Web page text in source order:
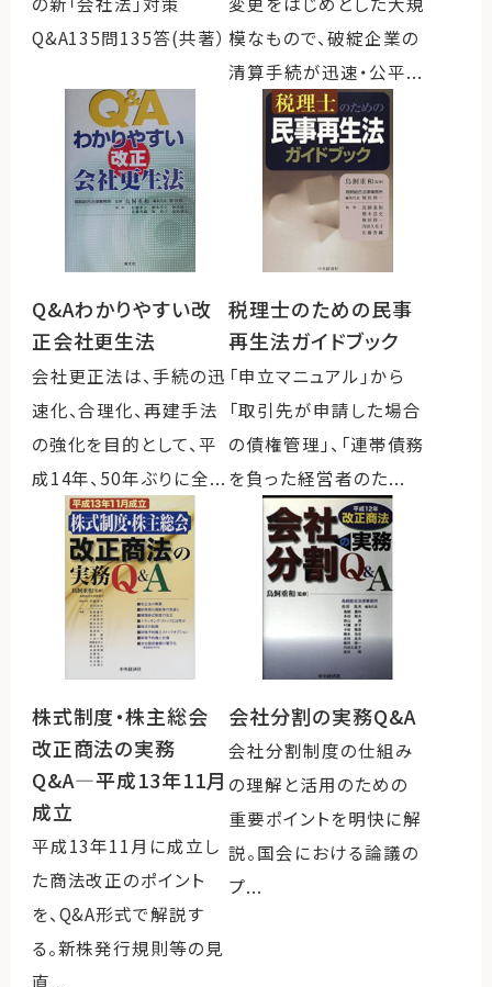
Q&A135問135答(共著） 模なもので、破綻企業の
清算手続が迅速・公平...
Q&Aわかりやすい改
正会社更生法
会社更正法は、手続の迅
速化、合理化、再建手法
の強化を目的として、平
成14年、50年ぶりに全...
税理士のための民事
再生法ガイドブック
「申立マニュアル」から
「取引先が申請した場合
の債権管理」、「連帯債務
を負った経営者のた...
株式制度・株主総会
改正商法の実務
Q&A―平成13年11月
成立
平成13年11月に成立し
た商法改正のポイント
を、Q&A形式で解説す
る。新株発行規則等の見
直...
会社分割の実務Q&A
会社分割制度の仕組み
の理解と活用のための
重要ポイントを明快に解
説。国会における論議の
プ...